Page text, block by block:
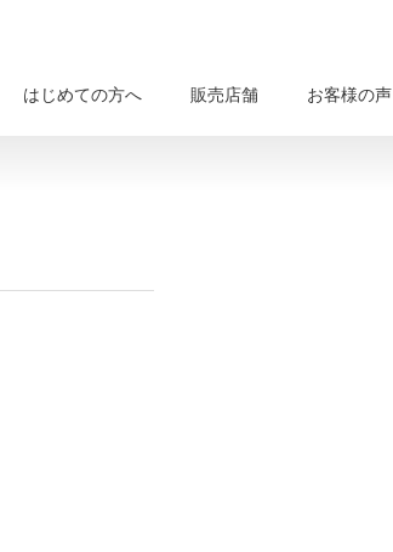
はじめての方へ 販売店舗 お客様の声